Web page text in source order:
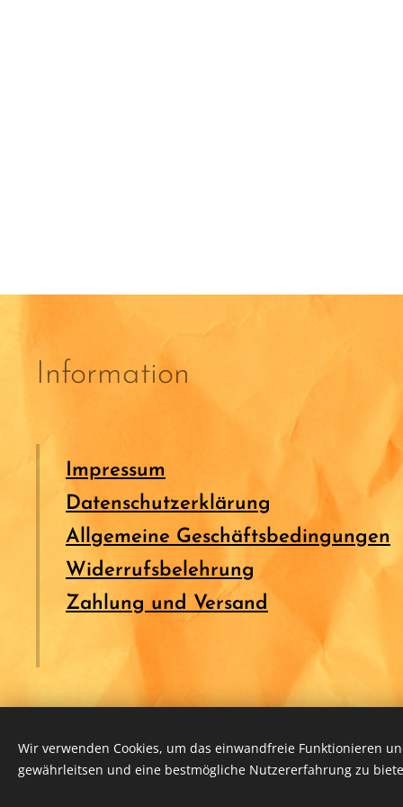
Information
Impressum
Datenschutzerklärung
Allgemeine Geschäftsbedingungen
Widerrufsbelehrung
Zahlung und Versand
Wir verwenden Cookies, um das einwandfreie Funktionieren
gewährleitsen und eine bestmögliche Nutzererfahrung zu